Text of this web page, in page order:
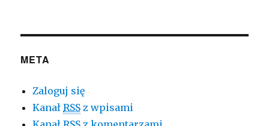
META
Zaloguj się
KanałRSS z wpisami